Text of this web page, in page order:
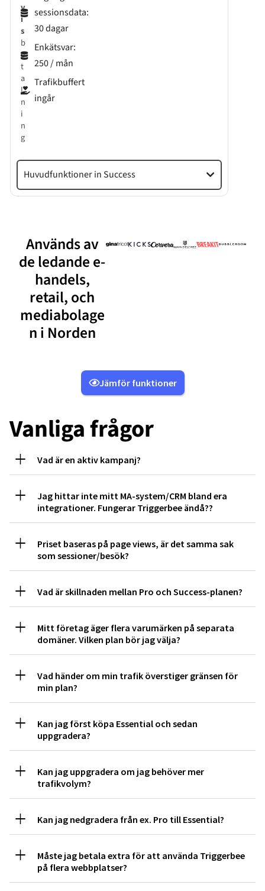
v
i
s
b
e
t
a
l
n
i
n
g
sessionsdata:
30 dagar
Enkätsvar:
250 / mån
Trafikbuffert
ingår
Huvudfunktioner in Success
Används av
de ledande e-
handels,
retail, och
mediabolage
n i Norden
Jämför funktioner
Vanliga frågor
Vad är en aktiv kampanj?
Jag hittar inte mitt MA-system/CRM bland era
integrationer. Fungerar Triggerbee ändå??
Priset baseras på page views, är det samma sak
som sessioner/besök?
Vad är skillnaden mellan Pro och Success-planen?
Mitt företag äger flera varumärken på separata
domäner. Vilken plan bör jag välja?
Vad händer om min trafik överstiger gränsen för
min plan?
Kan jag först köpa Essential och sedan
uppgradera?
Kan jag uppgradera om jag behöver mer
trafikvolym?
Kan jag nedgradera från ex. Pro till Essential?
Måste jag betala extra för att använda Triggerbee
på flera webbplatser?